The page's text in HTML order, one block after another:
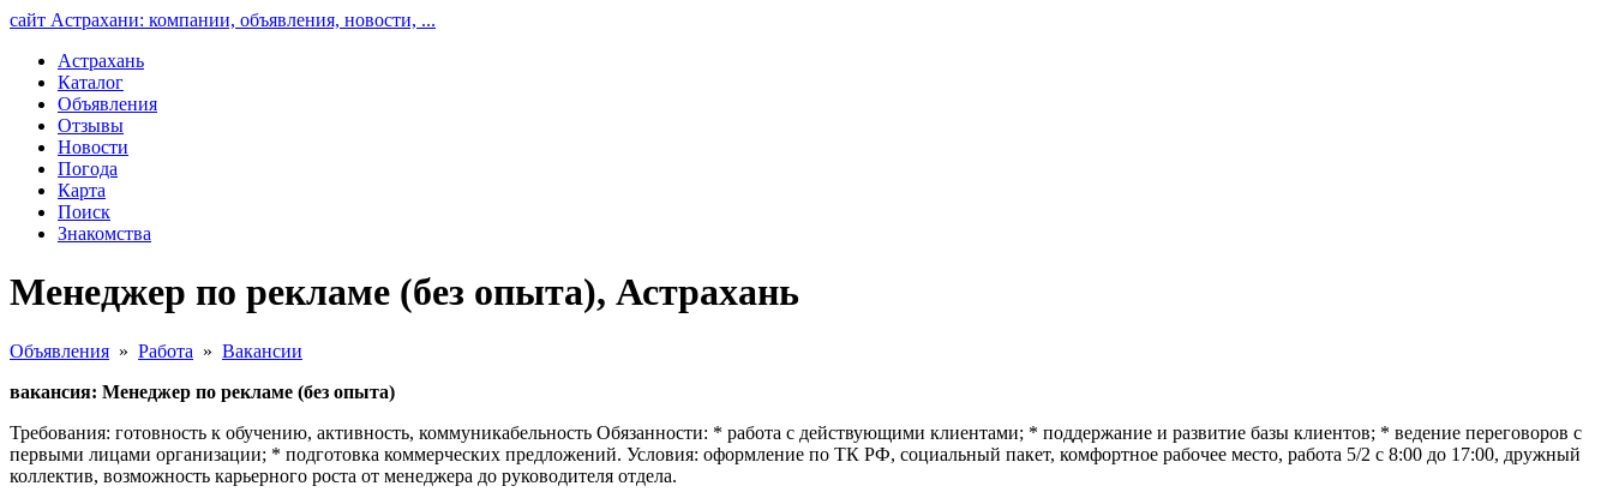
сайт Астрахани: компании, объявления, новости, ...
Астрахань
Каталог
Объявления
Отзывы
Новости
Погода
Карта
Поиск
Знакомства
Менеджер по рекламе (без опыта), Астрахань
Объявления » Работа » Вакансии
вакансия: Менеджер по рекламе (без опыта)
Требования: готовность к обучению, активность, коммуникабельность Обязанности: * работа с действующими клиентами; * поддержание и развитие базы клиентов; * ведение переговоров с
первыми лицaми организации; * подготовка коммерческих предложений. Условия: оформление по ТК РФ, социальный пакет, комфортное рабочее место, работа 5/2 с 8:00 до 17:00, дружный
коллектив, возможность карьерного роста от менеджера до руководителя отдела.